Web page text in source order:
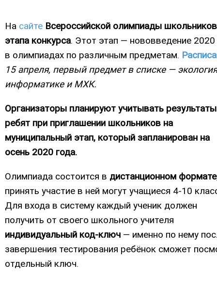
На сайте Всероссийской олимпиады школьников
этапа конкурса. Этот этап — нововведение
в олимпиадах по различным предметам.
15 апреля, первый предмет в списке —
информатике и МХК.
Организаторы планируют учитывать результаты
ребят при приглашении школьников на
муниципальный этап, который запланирован на
осень 2020 года.
Олимпиада состоится в дистанционном формате
принять участие в ней могут учащиеся 4-10
Для входа в систему каждый ученик должен
получить от своего школьного учителя
индивидуальный код-ключ — именно по нему
завершения тестирования ребёнок сможет
отдельный ключ.